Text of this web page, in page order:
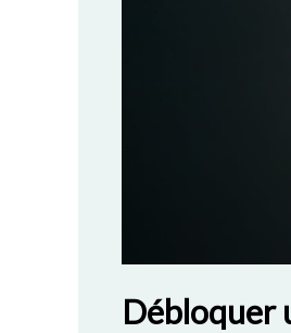
Débloquer